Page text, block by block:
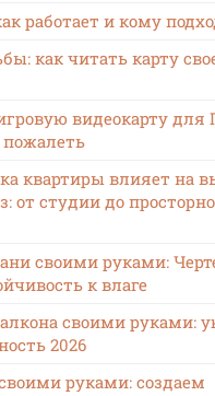
работает и кому
как читать карту
видеокарту для
пожалеть
квартиры влияет на
от студии до
своими руками:
к влаге
своими руками:
2026
руками: создаем